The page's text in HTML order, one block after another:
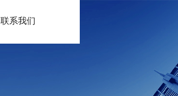
联系我们